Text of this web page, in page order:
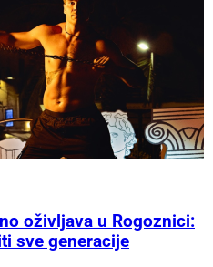
oživljava u Rogoznici:
sve generacije